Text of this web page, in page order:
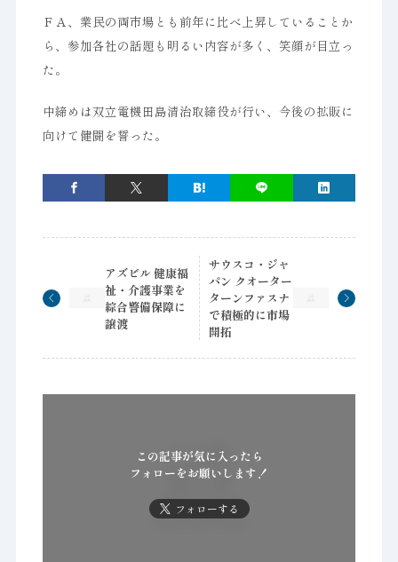
ＦＡ、業民の両市場とも前年に比べ上昇していることか
ら、参加各社の話題も明るい内容が多く、笑顔が目立っ
た。
中締めは双立電機田島清治取締役が行い、今後の拡販に
向けて健闘を誓った。
アズビル 健康福
祉・介護事業を
綜合警備保障に
譲渡
サウスコ・ジャ
パン クオーター
ターンファスナ
で積極的に市場
開拓
この記事が気に入ったら
フォローをお願いします！
フォローする